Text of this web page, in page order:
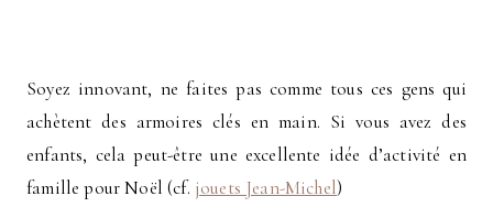
Soyez innovant, ne faites pas comme tous ces gens qui
achètent des armoires clés en main. Si vous avez des
enfants, cela peut-être une excellente idée d’activité en
famille pour Noël (cf. jouets Jean-Michel)